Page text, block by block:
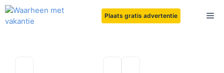
Ga
naar
Plaats gratis advertentie